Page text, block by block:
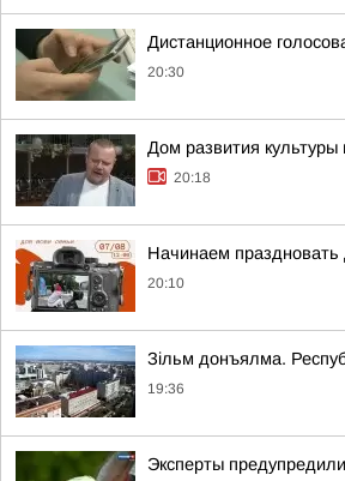
Дистанционное
20:30
Дом развития культуры
20:18
Начинаем праздновать
20:10
Зільм донъялма.
19:36
Эксперты